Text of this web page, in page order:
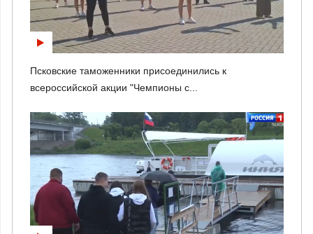
Псковские таможенники присоединились к
всероссийской акции "Чемпионы с...